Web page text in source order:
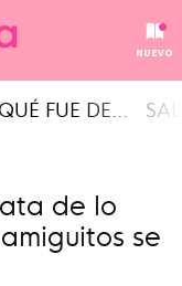
NUEVO
QUÉ FUE DE...
de lo
se